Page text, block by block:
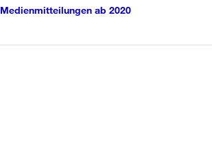
Medienmitteilungen ab 2020